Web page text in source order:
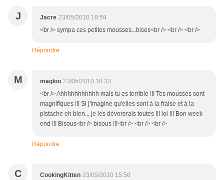
J Jacre 23/05/2010 18:59
<br /> sympa ces petites mousses...bises<br /> <br /> <br />
Répondre
M magloo 23/05/2010 18:33
<br /> Ahhhhhhhhhhh mais tu es terrible !!! Tes mousses sont
magnifiques !!! Si j'imagine qu'elles sont à la fraise et à la
pistache eh bien... je les dévorerais toutes !!! lol !!! Bon week
end !!! Bisous<br /> bisous !!!<br /> <br /> <br />
Répondre
C CookingKitten 23/05/2010 15:50